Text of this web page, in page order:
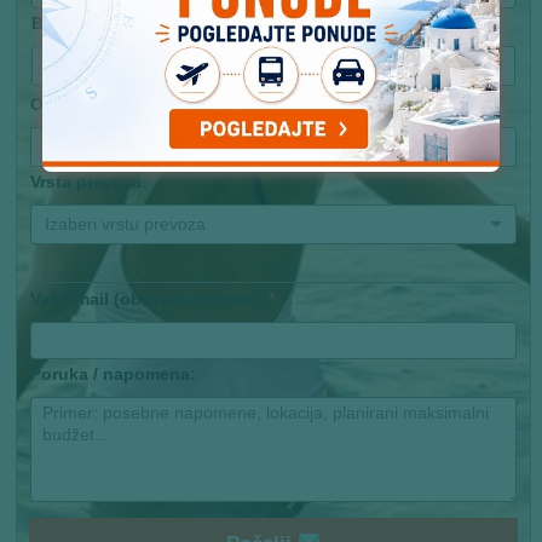
Broj dece
Izaberi broj dece
Okvirno broj noćenja*
Izaberi okviran broj noćenja
Vrsta prevoza*
Izaberi vrstu prevoza
Vaš Email (obaveznan unos) *
Poruka / napomena: